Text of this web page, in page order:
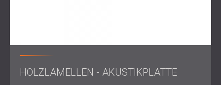
DECIBEL lieferte und installierte Holzlamellenpaneele zur
ein warmes, professionelles Erscheinungsbild mit
HOLZLAMELLEN - AKUSTIKPLATTE